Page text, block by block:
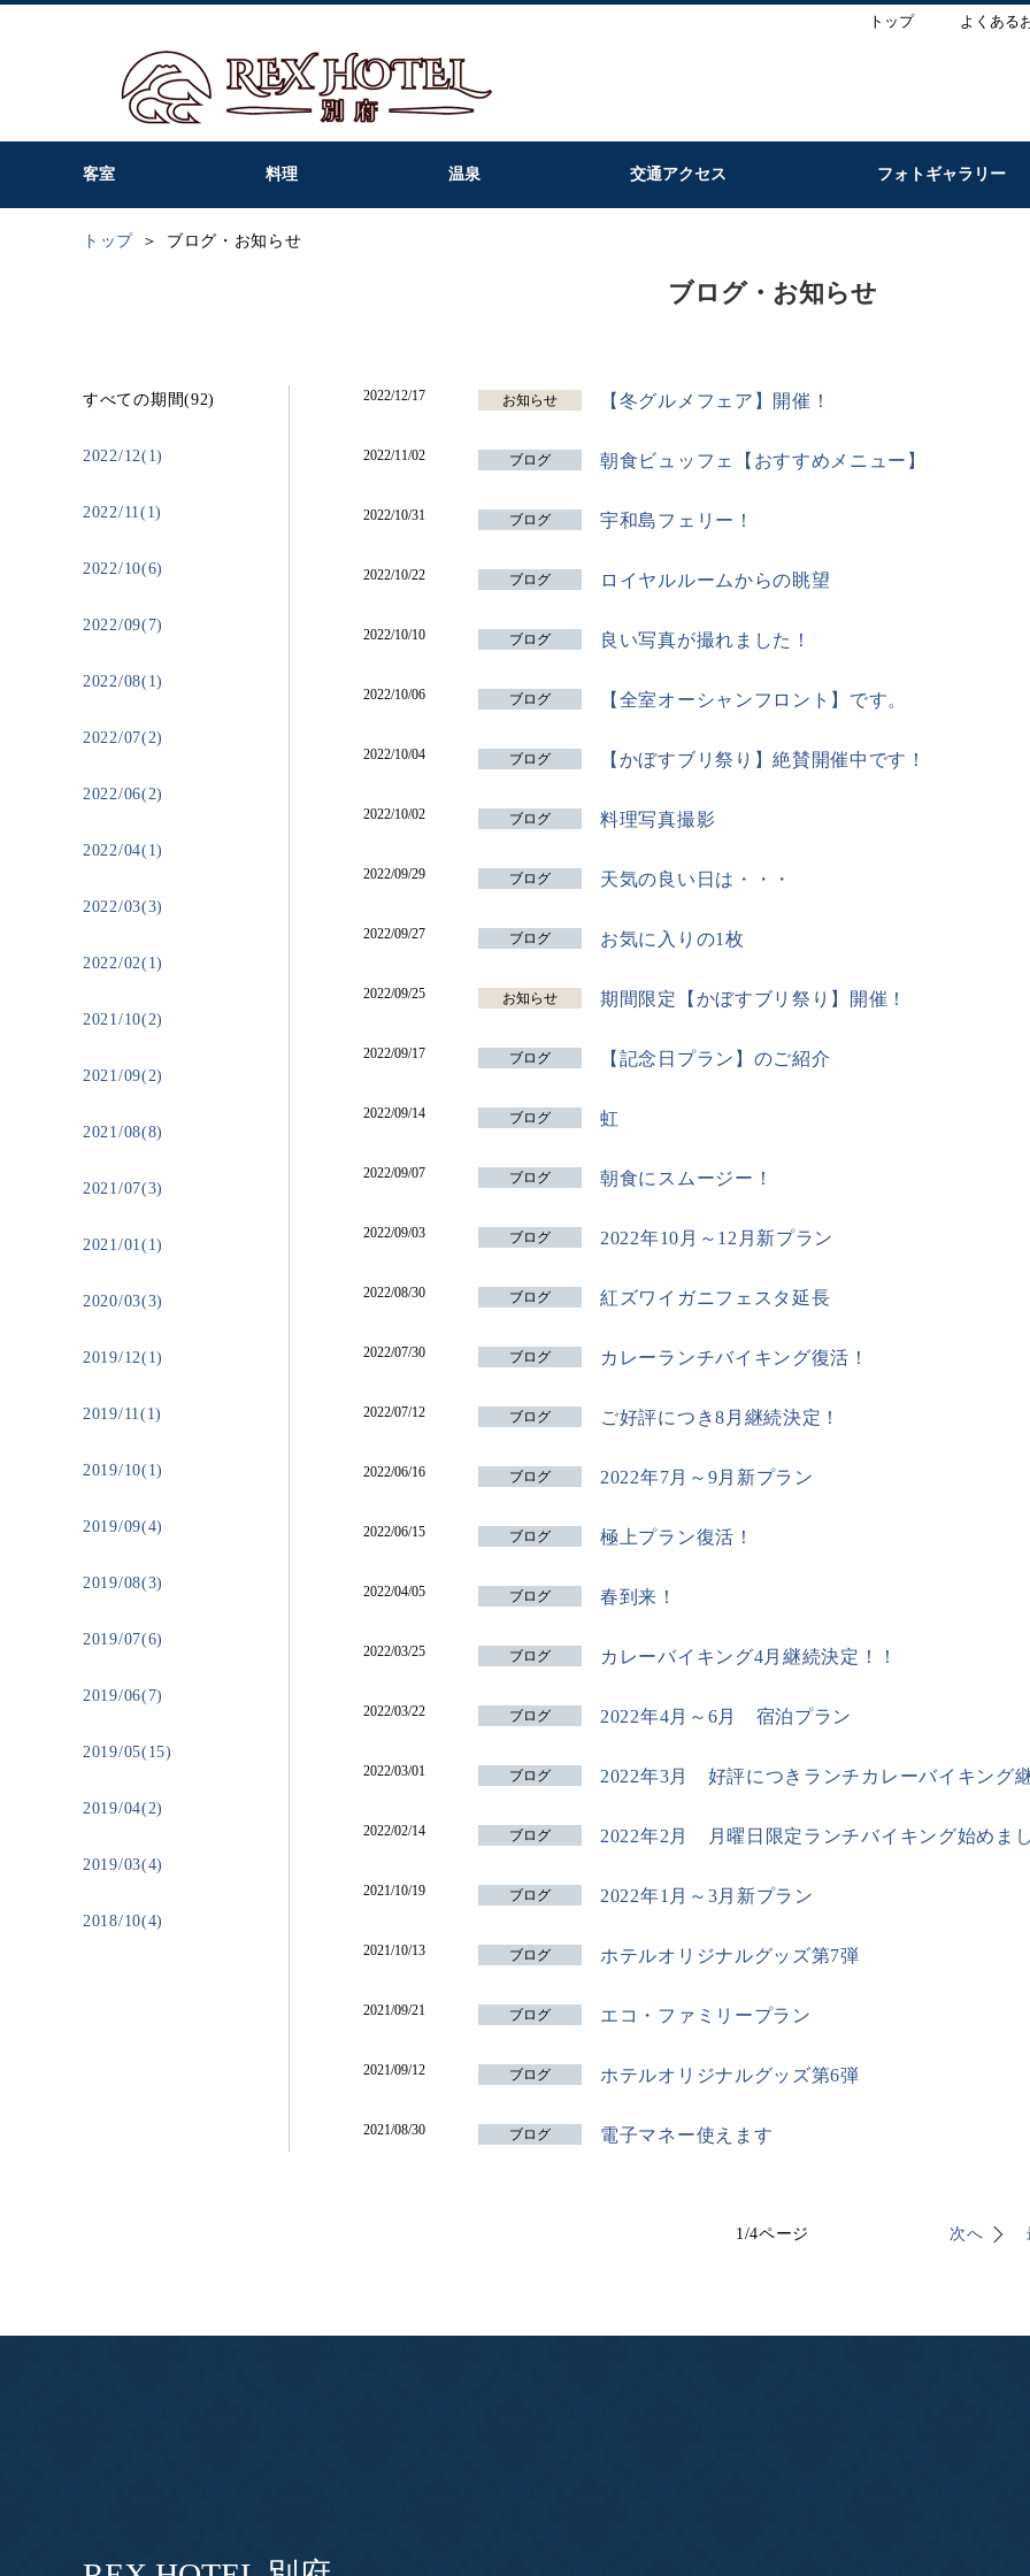
トップ よくある
客室 料理 温泉 交通アクセス フォトギャラリー
トップ ブログ・お知らせ
ブログ・お知らせ
すべての期間(92)
2022/12(1)
2022/11(1)
2022/10(6)
2022/09(7)
2022/08(1)
2022/07(2)
2022/06(2)
2022/04(1)
2022/03(3)
2022/02(1)
2021/10(2)
2021/09(2)
2021/08(8)
2021/07(3)
2021/01(1)
2020/03(3)
2019/12(1)
2019/11(1)
2019/10(1)
2019/09(4)
2019/08(3)
2019/07(6)
2019/06(7)
2019/05(15)
2019/04(2)
2019/03(4)
2018/10(4)
2022/12/17 お知らせ 【冬グルメフェア】開催！
2022/11/02 ブログ 朝食ビュッフェ【おすすめメニュー】
2022/10/31 ブログ 宇和島フェリー！
2022/10/22 ブログ ロイヤルルームからの眺望
2022/10/10 ブログ 良い写真が撮れました！
2022/10/06 ブログ 【全室オーシャンフロント】です。
2022/10/04 ブログ 【かぼすブリ祭り】絶賛開催中です！
2022/10/02 ブログ 料理写真撮影
2022/09/29 ブログ 天気の良い日は・・・
2022/09/27 ブログ お気に入りの1枚
2022/09/25 お知らせ 期間限定【かぼすブリ祭り】開催！
2022/09/17 ブログ 【記念日プラン】のご紹介
2022/09/14 ブログ 虹
2022/09/07 ブログ 朝食にスムージー！
2022/09/03 ブログ 2022年10月～12月新プラン
2022/08/30 ブログ 紅ズワイガニフェスタ延長
2022/07/30 ブログ カレーランチバイキング復活！
2022/07/12 ブログ ご好評につき8月継続決定！
2022/06/16 ブログ 2022年7月～9月新プラン
2022/06/15 ブログ 極上プラン復活！
2022/04/05 ブログ 春到来！
2022/03/25 ブログ カレーバイキング4月継続決定！！
2022/03/22 ブログ 2022年4月～6月 宿泊プラン
2022/03/01 ブログ 2022年3月 好評につきランチカレーバイキング継
2022/02/14 ブログ 2022年2月 月曜日限定ランチバイキング始めま
2021/10/19 ブログ 2022年1月～3月新プラン
2021/10/13 ブログ ホテルオリジナルグッズ第7弾
2021/09/21 ブログ エコ・ファミリープラン
2021/09/12 ブログ ホテルオリジナルグッズ第6弾
2021/08/30 ブログ 電子マネー使えます
1/4ページ 次へ